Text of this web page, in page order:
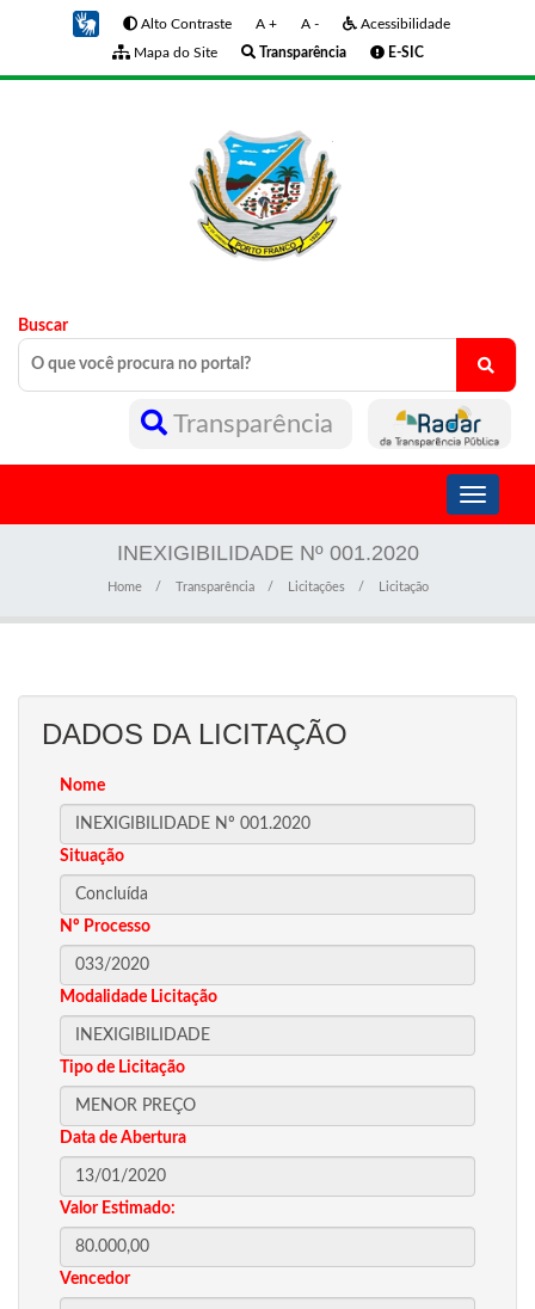
Alto Contraste A + A -
Acessibilidade
Mapa do Site
Transparência E-SIC
Buscar
Transparência
Toggle
INEXIGIBILIDADE Nº 001.2020
Home Transparência Licitações Licitação
DADOS DA LICITAÇÃO
Nome
Situação
Nº Processo
Modalidade Licitação
Tipo de Licitação
Data de Abertura
Valor Estimado:
Vencedor